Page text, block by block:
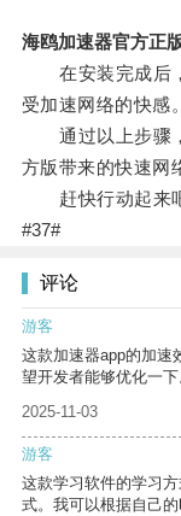
海鸥加速器官方正
在安装完成后，
受加速网络的快感。
通过以上步骤，
方版带来的快速网
赶快行动起来吧
#37#
评论
游客
这款加速器app的加速
望开发者能够优化一下
2025-11-03
游客
这款学习软件的学习
式。我可以根据自己的